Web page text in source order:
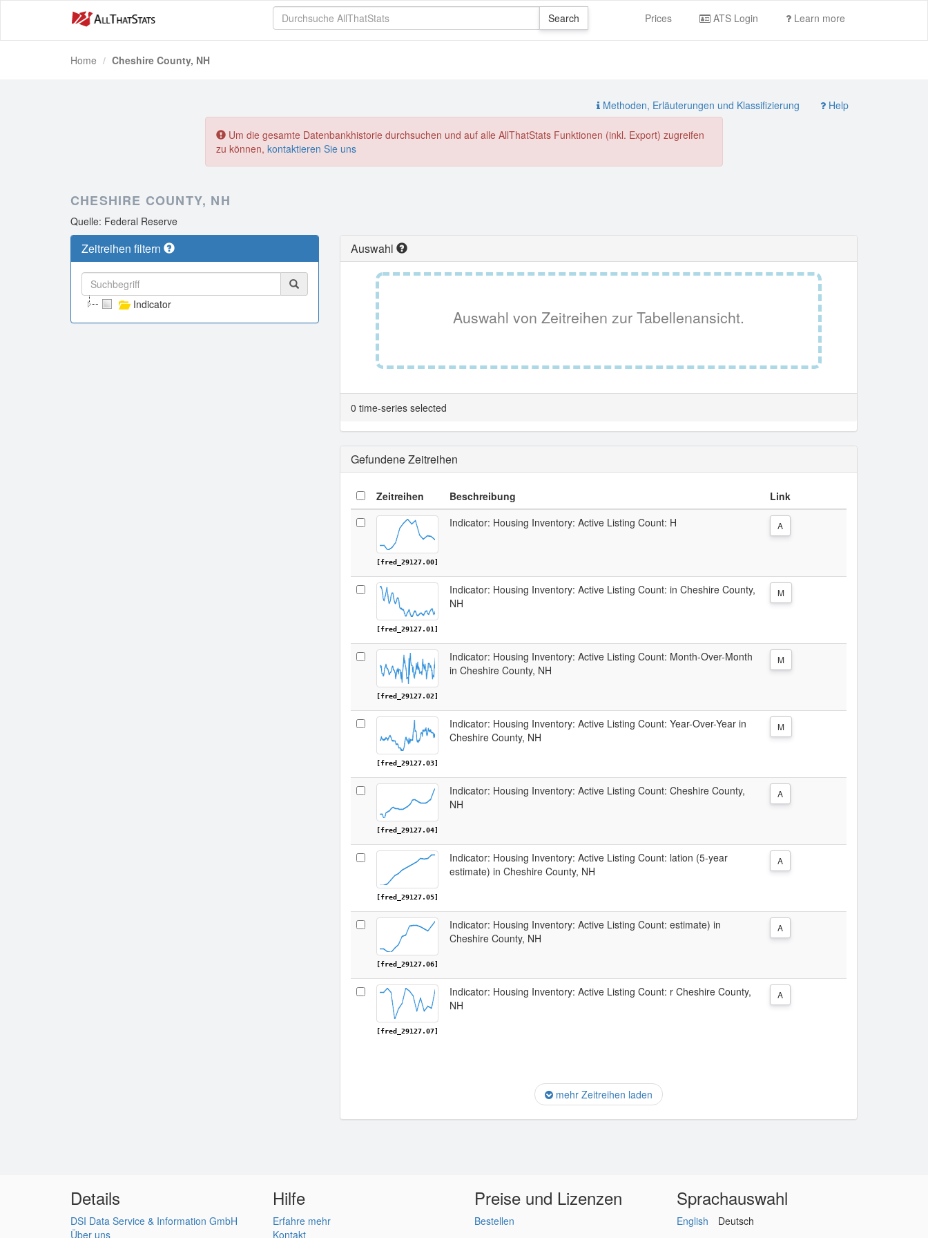
Prices ATS Login Learn more
Home Cheshire County, NH
Methoden, Erläuterungen und Klassifizierung Help
Um die gesamte Datenbankhistorie durchsuchen und auf alle AllThatStats Funktionen (inkl. Export) zugreifen
zu können, kontaktieren Sie uns
CHESHIRE COUNTY, NH
Quelle: Federal Reserve
Zeitreihen filtern
Indicator
Auswahl
Auswahl von Zeitreihen zur Tabellenansicht.
0 time-series selected
Gefundene Zeitreihen
Zeitreihen Beschreibung Link
[fred_29127.00]
Indicator: Housing Inventory: Active Listing Count: H A
[fred_29127.01]
Indicator: Housing Inventory: Active Listing Count: in Cheshire County,
NH
M
[fred_29127.02]
Indicator: Housing Inventory: Active Listing Count: Month-Over-Month
in Cheshire County, NH
M
[fred_29127.03]
Indicator: Housing Inventory: Active Listing Count: Year-Over-Year in
Cheshire County, NH
M
[fred_29127.04]
Indicator: Housing Inventory: Active Listing Count: Cheshire County,
NH
A
[fred_29127.05]
Indicator: Housing Inventory: Active Listing Count: lation (5-year
estimate) in Cheshire County, NH
A
[fred_29127.06]
Indicator: Housing Inventory: Active Listing Count: estimate) in
Cheshire County, NH
A
[fred_29127.07]
Indicator: Housing Inventory: Active Listing Count: r Cheshire County,
NH
A
mehr Zeitreihen laden
Details
DSI Data Service & Information GmbH
Über uns
Hilfe
Erfahre mehr
Kontakt
Preise und Lizenzen
Bestellen
Sprachauswahl
English Deutsch